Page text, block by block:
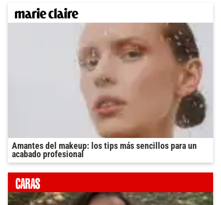
Amantes del makeup: los tips más sencillos para un
acabado profesional